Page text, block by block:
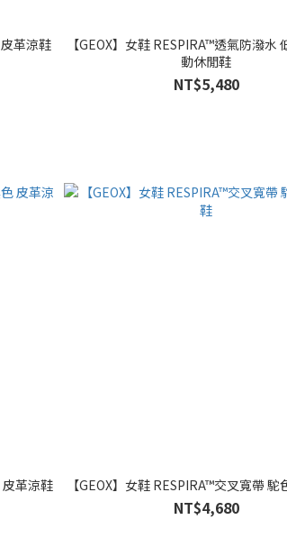
革涼鞋
【GEOX】女鞋 RESPIRA™透氣防潑水
動休閒鞋
NT$5,480
皮革涼鞋 【GEOX】女鞋 RESPIRA™交叉寬帶 駝
NT$4,680